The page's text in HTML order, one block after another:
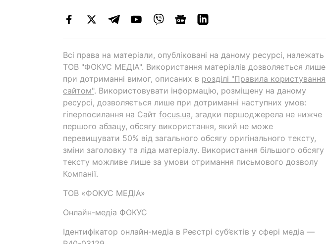
Всі права на матеріали, опубліковані на даному ресурсі, належать
ТОВ "ФОКУС МЕДІА". Використання матеріалів дозволяється лише
при дотриманні вимог, описаних в розділі "Правила користування
сайтом". Використовувати інформацію, розміщену на даному
ресурсі, дозволяється лише при дотриманні наступних умов:
гіперпосилання на Cайт focus.ua, згадки першоджерела не нижче
першого абзацу, обсягу використання, який не може
перевищувати 50% від загального обсягу оригінального тексту,
зміни заголовку та ліда матеріалу. Використання більшого обсягу
тексту можливе лише за умови отримання письмового дозволу
Компанії.
ТОВ «ФОКУС МЕДІА»
Онлайн-медіа ФОКУС
Ідентифікатор онлайн-медіа в Реєстрі суб’єктів у сфері медіа —